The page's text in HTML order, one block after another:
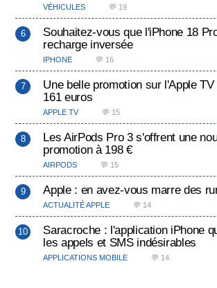
VÉHICULES 💬 19
Souhaitez-vous que l'iPhone 18
recharge inversée
IPHONE 💬 16
Une belle promotion sur l'Apple
161 euros
APPLE TV 💬 15
Les AirPods Pro 3 s'offrent une
promotion à 198 €
AIRPODS 💬 15
Apple : en avez-vous marre des
ACTUALITÉ APPLE 💬 14
Saracroche : l'application iPhone
les appels et SMS indésirables
APPLICATIONS MOBILE 💬 14